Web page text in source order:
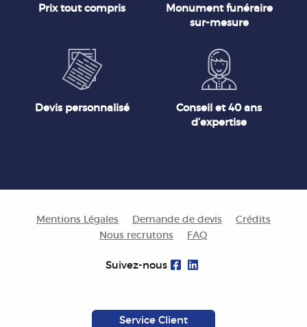
Prix tout compris
Monument funéraire
sur-mesure
Devis personnalisé
Conseil et 40 ans
d’expertise
Mentions Légales Demande de devis
Crédits
Nous recrutons
FAQ
Suivez-nous
Service Client